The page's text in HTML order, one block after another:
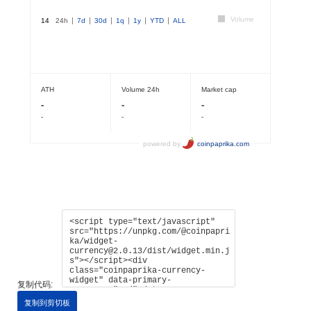
复制代码:
复制到剪切板